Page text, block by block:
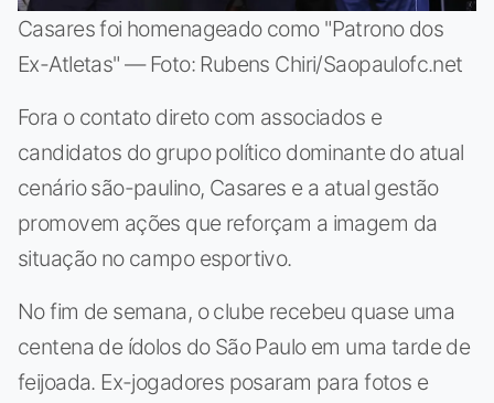
Casares foi homenageado como "Patrono dos
Ex-Atletas" — Foto: Rubens Chiri/Saopaulofc.net
Fora o contato direto com associados e
candidatos do grupo político dominante do atual
cenário são-paulino, Casares e a atual gestão
promovem ações que reforçam a imagem da
situação no campo esportivo.
No fim de semana, o clube recebeu quase uma
centena de ídolos do São Paulo em uma tarde de
feijoada. Ex-jogadores posaram para fotos e